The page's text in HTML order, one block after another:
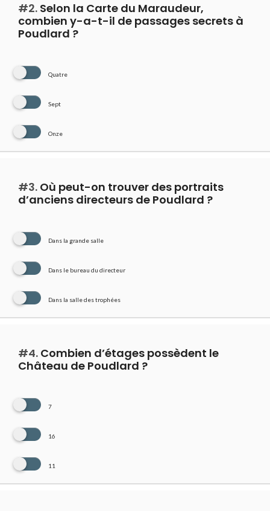
#2. Selon la Carte du Maraudeur,
combien y-a-t-il de passages secrets à
Poudlard ?
Quatre
Sept
Onze
#3. Où peut-on trouver des portraits
d’anciens directeurs de Poudlard ?
Dans la grande salle
Dans le bureau du directeur
Dans la salle des trophées
#4. Combien d’étages possèdent le
Château de Poudlard ?
7
16
11